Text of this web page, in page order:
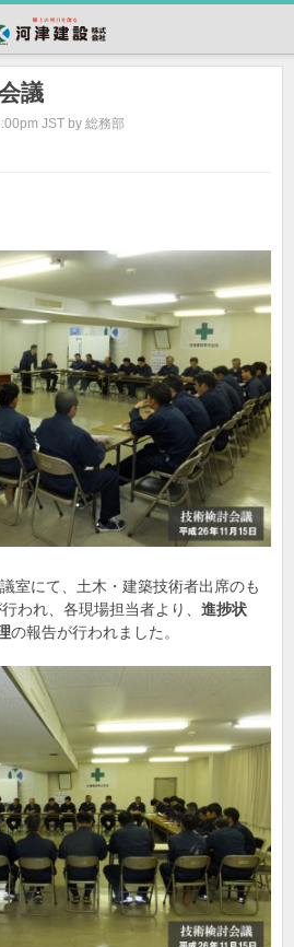
議
JST by 総務部
室にて、土木・建築技術者出席のも
われ、各現場担当者より、 進捗状
の報告が行われました。